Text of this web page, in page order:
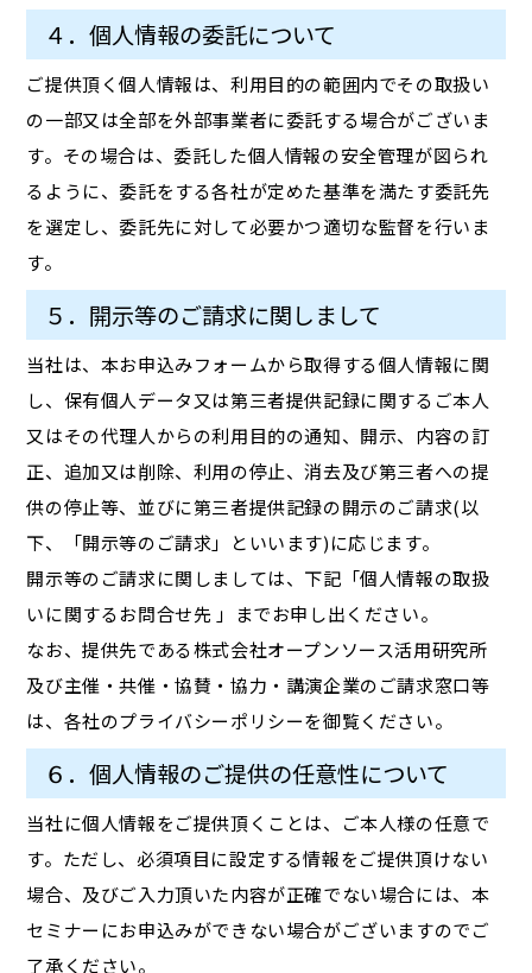
４．個人情報の委託について
ご提供頂く個人情報は、利用目的の範囲内でその取扱い
の一部又は全部を外部事業者に委託する場合がございま
す。その場合は、委託した個人情報の安全管理が図られ
るように、委託をする各社が定めた基準を満たす委託先
を選定し、委託先に対して必要かつ適切な監督を行いま
す。
５．開示等のご請求に関しまして
当社は、本お申込みフォームから取得する個人情報に関
し、保有個人データ又は第三者提供記録に関するご本人
又はその代理人からの利用目的の通知、開示、内容の訂
正、追加又は削除、利用の停止、消去及び第三者への提
供の停止等、並びに第三者提供記録の開示のご請求(以
下、「開示等のご請求」といいます)に応じます。
開示等のご請求に関しましては、下記「個人情報の取扱
いに関するお問合せ先 」までお申し出ください。
なお、提供先である株式会社オープンソース活用研究所
及び主催・共催・協賛・協力・講演企業のご請求窓口等
は、各社のプライバシーポリシーを御覧ください。
６．個人情報のご提供の任意性について
当社に個人情報をご提供頂くことは、ご本人様の任意で
す。ただし、必須項目に設定する情報をご提供頂けない
場合、及びご入力頂いた内容が正確でない場合には、本
セミナーにお申込みができない場合がございますのでご
了承ください。